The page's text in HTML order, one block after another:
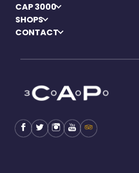
CAP 3000
SHOPS
CONTACT